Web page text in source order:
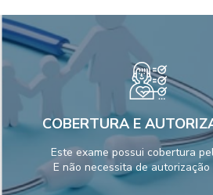
COBERTURA E
Este exame possui cobertura
E não necessita de autorização